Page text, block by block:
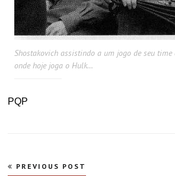
Shostakovich assistindo a um jogo de seu time
onde hoje joga o Hulk…
PQP
Navegação
PREVIOUS POST